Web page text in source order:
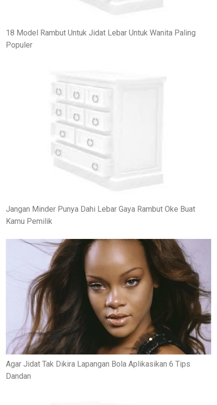
18 Model Rambut Untuk Jidat Lebar Untuk Wanita Paling
Populer
Jangan Minder Punya Dahi Lebar Gaya Rambut Oke Buat
Kamu Pemilik
Agar Jidat Tak Dikira Lapangan Bola Aplikasikan 6 Tips
Dandan